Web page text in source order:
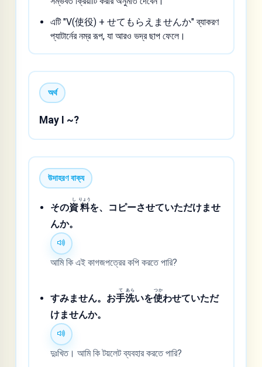
এটি "V(使役) + せてもらえませんか" ব্যাকরণ
প্যাটার্নের নম্র রূপ, যা আরও ভদ্র ছাপ ফেলে।
অর্থ
May I ~?
উদাহরণ বাক্য
その資
し
料
りょう
を、コピーさせていただけませ
んか。
আমি কি এই কাগজপত্রের কপি করতে পারি?
すみません。お手
て
洗
あら
いを使
つか
わせていただ
けませんか。
দুঃখিত। আমি কি টয়লেট ব্যবহার করতে পারি?